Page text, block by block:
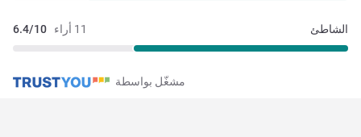
11 أراء 6.4/10 الشاطئ
مشغّل بواسطة